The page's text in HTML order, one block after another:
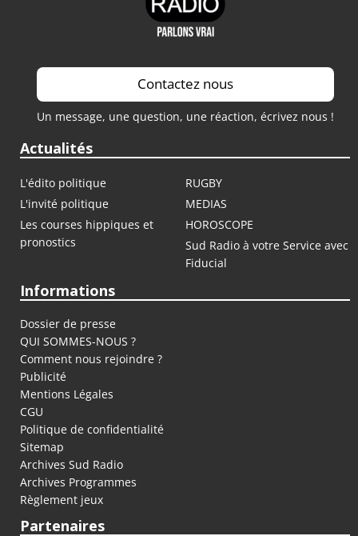
Contactez nous
Un message, une question, une réaction, écrivez nous !
Actualités
L'édito politique
RUGBY
L'invité politique
MEDIAS
Les courses hippiques et
pronostics
HOROSCOPE
Sud Radio à votre Service avec
Fiducial
Informations
Dossier de presse
QUI SOMMES-NOUS ?
Comment nous rejoindre ?
Publicité
Mentions Légales
CGU
Politique de confidentialité
Sitemap
Archives Sud Radio
Archives Programmes
Règlement jeux
Partenaires